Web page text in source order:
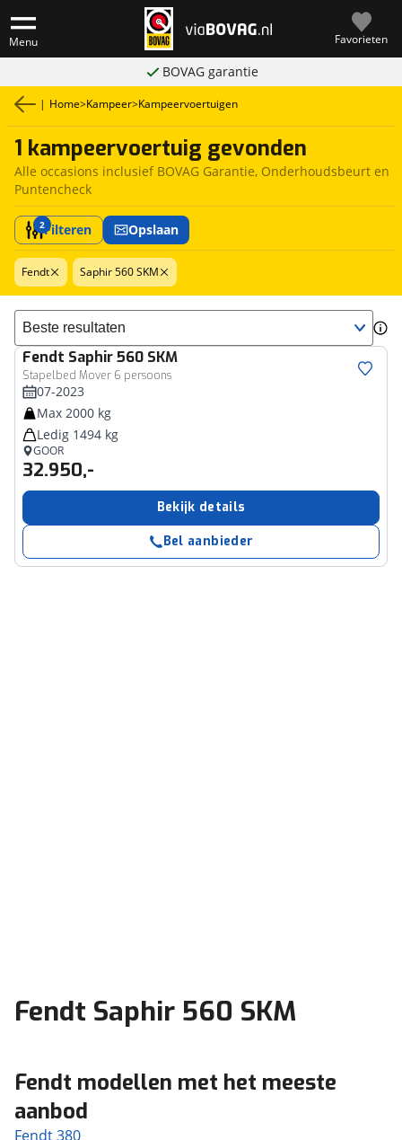
Menu Favorieten
BOVAG garantie
| Home>Kampeer>Kampeervoertuigen
1 kampeervoertuig gevonden
Alle occasions inclusief BOVAG Garantie, Onderhoudsbeurt en
Puntencheck
2Filteren Opslaan
Fendt Saphir 560 SKM
Sorteer resultaten
Fendt Saphir 560 SKM
Stapelbed Mover 6 persoons
07-2023
Max 2000 kg
Ledig 1494 kg
GOOR
32.950,-
Bekijk details
Bel aanbieder
Fendt Saphir 560 SKM
Fendt modellen met het meeste
aanbod
Fendt 380